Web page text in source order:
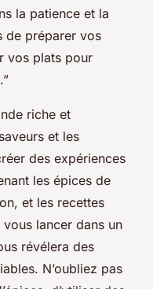
la patience et la
de préparer vos
vos plats pour
riche et
et les
des expériences
les épices de
et les recettes
lancer dans un
révélera des
N’oubliez pas